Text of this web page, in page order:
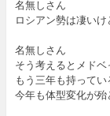
名無しさん
ロシアン勢は凄い
名無しさん
そう考えるとメド
もう三年も持ってい
今年も体型変化が